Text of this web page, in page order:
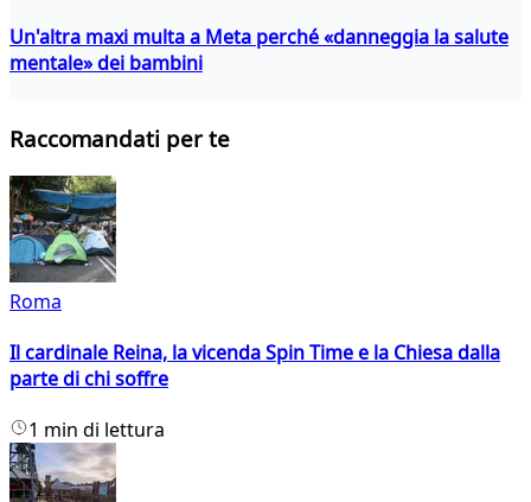
Un'altra maxi multa a Meta perché «danneggia la salute
mentale» dei bambini
Raccomandati per te
Roma
Il cardinale Reina, la vicenda Spin Time e la Chiesa dalla
parte di chi soffre
1 min di lettura